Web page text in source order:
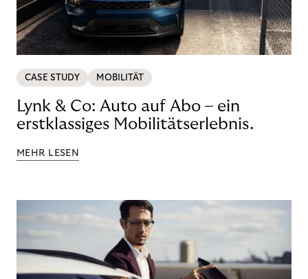
CASE STUDY MOBILITÄT
Lynk & Co: Auto auf Abo – ein
erstklassiges Mobilitätserlebnis.
MEHR LESEN